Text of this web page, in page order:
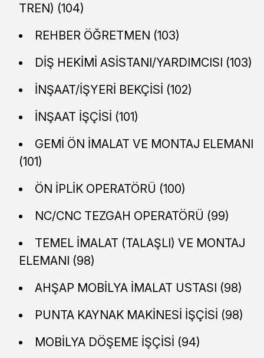
TREN) (104)
REHBER ÖĞRETMEN (103)
DİŞ HEKİMİ ASİSTANI/YARDIMCISI (103)
İNŞAAT/İŞYERİ BEKÇİSİ (102)
İNŞAAT İŞÇİSİ (101)
GEMİ ÖN İMALAT VE MONTAJ ELEMANI
(101)
ÖN İPLİK OPERATÖRÜ (100)
NC/CNC TEZGAH OPERATÖRÜ (99)
TEMEL İMALAT (TALAŞLI) VE MONTAJ
ELEMANI (98)
AHŞAP MOBİLYA İMALAT USTASI (98)
PUNTA KAYNAK MAKİNESİ İŞÇİSİ (98)
MOBİLYA DÖŞEME İŞÇİSİ (94)